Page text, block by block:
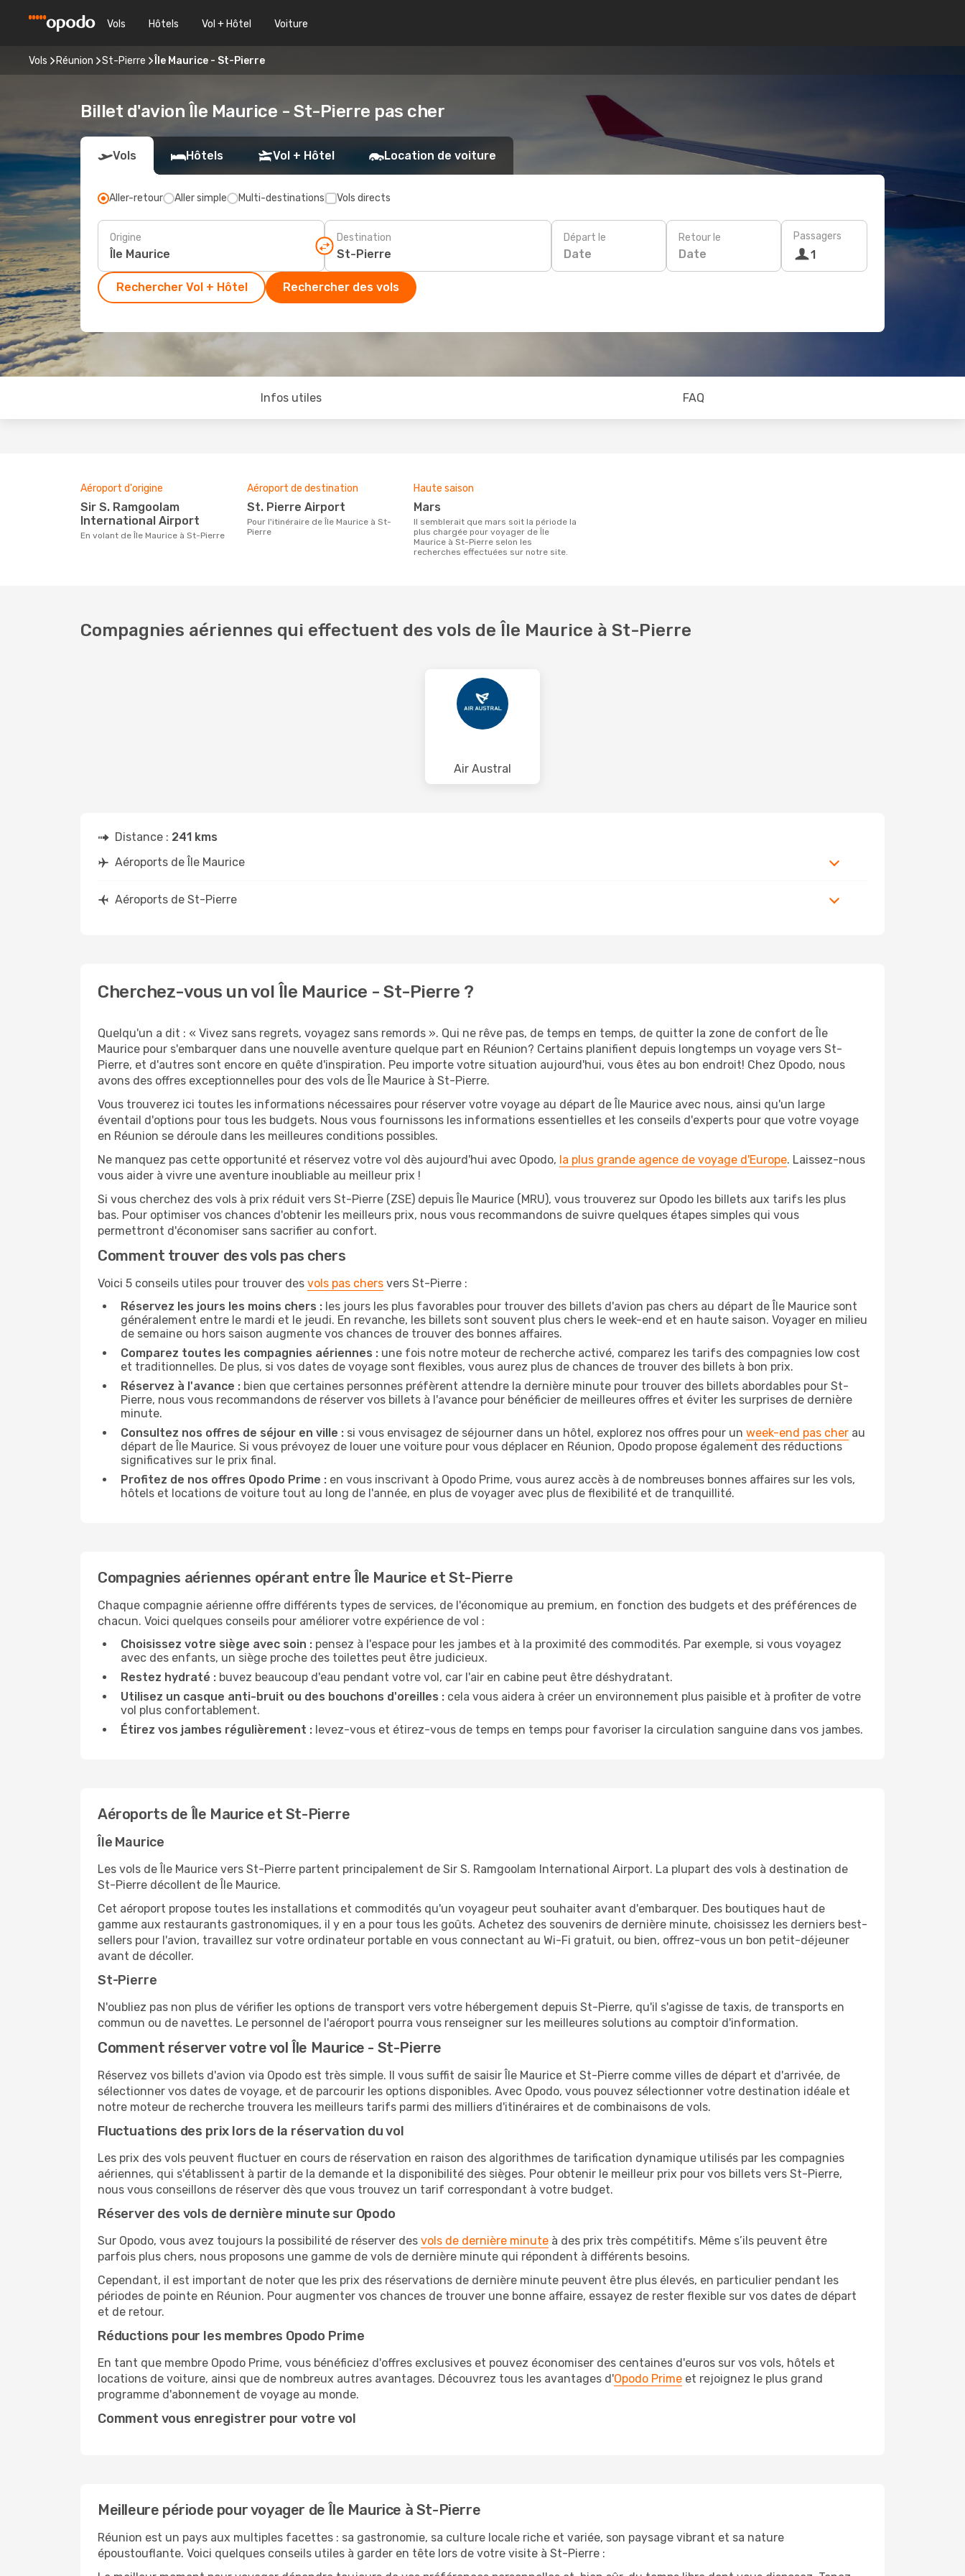
Vols Hôtels Vol + Hôtel Voiture
Vols Réunion St-Pierre Île Maurice - St-Pierre
Billet d'avion Île Maurice - St-Pierre pas cher
Vols Hôtels Vol + Hôtel Location de voiture
Aller-retour Aller simple Multi-destinations Vols directs
Origine Destination Départ le
Date
Retour le
Date
Passagers
1
Rechercher Vol + Hôtel Rechercher des vols
Infos utiles FAQ
Aéroport d'origine
Sir S. Ramgoolam
International Airport
En volant de Île Maurice à St-Pierre
Aéroport de destination
St. Pierre Airport
Pour l'itinéraire de Île Maurice à St-
Pierre
Haute saison
mars
Il semblerait que mars soit la période la
plus chargée pour voyager de Île
Maurice à St-Pierre selon les
recherches effectuées sur notre site.
Compagnies aériennes qui effectuent des vols de Île Maurice à St-Pierre
Air Austral
Distance : 241 kms
Aéroports de Île Maurice
Aéroports de St-Pierre
Cherchez-vous un vol Île Maurice - St-Pierre ?
Quelqu'un a dit : « Vivez sans regrets, voyagez sans remords ». Qui ne rêve pas, de temps en temps, de quitter la zone de confort de Île
Maurice pour s'embarquer dans une nouvelle aventure quelque part en Réunion? Certains planifient depuis longtemps un voyage vers St-
Pierre, et d'autres sont encore en quête d'inspiration. Peu importe votre situation aujourd'hui, vous êtes au bon endroit! Chez Opodo, nous
avons des offres exceptionnelles pour des vols de Île Maurice à St-Pierre.
Vous trouverez ici toutes les informations nécessaires pour réserver votre voyage au départ de Île Maurice avec nous, ainsi qu'un large
éventail d'options pour tous les budgets. Nous vous fournissons les informations essentielles et les conseils d'experts pour que votre voyage
en Réunion se déroule dans les meilleures conditions possibles.
Ne manquez pas cette opportunité et réservez votre vol dès aujourd'hui avec Opodo, la plus grande agence de voyage d'Europe. Laissez-nous
vous aider à vivre une aventure inoubliable au meilleur prix !
Si vous cherchez des vols à prix réduit vers St-Pierre (ZSE) depuis Île Maurice (MRU), vous trouverez sur Opodo les billets aux tarifs les plus
bas. Pour optimiser vos chances d'obtenir les meilleurs prix, nous vous recommandons de suivre quelques étapes simples qui vous
permettront d'économiser sans sacrifier au confort.
Comment trouver des vols pas chers
Voici 5 conseils utiles pour trouver des vols pas chers vers St-Pierre :
Réservez les jours les moins chers : les jours les plus favorables pour trouver des billets d'avion pas chers au départ de Île Maurice sont
généralement entre le mardi et le jeudi. En revanche, les billets sont souvent plus chers le week-end et en haute saison. Voyager en milieu
de semaine ou hors saison augmente vos chances de trouver des bonnes affaires.
Comparez toutes les compagnies aériennes : une fois notre moteur de recherche activé, comparez les tarifs des compagnies low cost
et traditionnelles. De plus, si vos dates de voyage sont flexibles, vous aurez plus de chances de trouver des billets à bon prix.
Réservez à l'avance : bien que certaines personnes préfèrent attendre la dernière minute pour trouver des billets abordables pour St-
Pierre, nous vous recommandons de réserver vos billets à l'avance pour bénéficier de meilleures offres et éviter les surprises de dernière
minute.
Consultez nos offres de séjour en ville : si vous envisagez de séjourner dans un hôtel, explorez nos offres pour un week-end pas cher au
départ de Île Maurice. Si vous prévoyez de louer une voiture pour vous déplacer en Réunion, Opodo propose également des réductions
significatives sur le prix final.
Profitez de nos offres Opodo Prime : en vous inscrivant à Opodo Prime, vous aurez accès à de nombreuses bonnes affaires sur les vols,
hôtels et locations de voiture tout au long de l'année, en plus de voyager avec plus de flexibilité et de tranquillité.
Compagnies aériennes opérant entre Île Maurice et St-Pierre
Chaque compagnie aérienne offre différents types de services, de l'économique au premium, en fonction des budgets et des préférences de
chacun. Voici quelques conseils pour améliorer votre expérience de vol :
Choisissez votre siège avec soin : pensez à l'espace pour les jambes et à la proximité des commodités. Par exemple, si vous voyagez
avec des enfants, un siège proche des toilettes peut être judicieux.
Restez hydraté : buvez beaucoup d'eau pendant votre vol, car l'air en cabine peut être déshydratant.
Utilisez un casque anti-bruit ou des bouchons d'oreilles : cela vous aidera à créer un environnement plus paisible et à profiter de votre
vol plus confortablement.
Étirez vos jambes régulièrement : levez-vous et étirez-vous de temps en temps pour favoriser la circulation sanguine dans vos jambes.
Aéroports de Île Maurice et St-Pierre
Île Maurice
Les vols de Île Maurice vers St-Pierre partent principalement de Sir S. Ramgoolam International Airport. La plupart des vols à destination de
St-Pierre décollent de Île Maurice.
Cet aéroport propose toutes les installations et commodités qu'un voyageur peut souhaiter avant d'embarquer. Des boutiques haut de
gamme aux restaurants gastronomiques, il y en a pour tous les goûts. Achetez des souvenirs de dernière minute, choisissez les derniers best-
sellers pour l'avion, travaillez sur votre ordinateur portable en vous connectant au Wi-Fi gratuit, ou bien, offrez-vous un bon petit-déjeuner
avant de décoller.
St-Pierre
N'oubliez pas non plus de vérifier les options de transport vers votre hébergement depuis St-Pierre, qu'il s'agisse de taxis, de transports en
commun ou de navettes. Le personnel de l'aéroport pourra vous renseigner sur les meilleures solutions au comptoir d'information.
Comment réserver votre vol Île Maurice - St-Pierre
Réservez vos billets d'avion via Opodo est très simple. Il vous suffit de saisir Île Maurice et St-Pierre comme villes de départ et d'arrivée, de
sélectionner vos dates de voyage, et de parcourir les options disponibles. Avec Opodo, vous pouvez sélectionner votre destination idéale et
notre moteur de recherche trouvera les meilleurs tarifs parmi des milliers d'itinéraires et de combinaisons de vols.
Fluctuations des prix lors de la réservation du vol
Les prix des vols peuvent fluctuer en cours de réservation en raison des algorithmes de tarification dynamique utilisés par les compagnies
aériennes, qui s'établissent à partir de la demande et la disponibilité des sièges. Pour obtenir le meilleur prix pour vos billets vers St-Pierre,
nous vous conseillons de réserver dès que vous trouvez un tarif correspondant à votre budget.
Réserver des vols de dernière minute sur Opodo
Sur Opodo, vous avez toujours la possibilité de réserver des vols de dernière minute à des prix très compétitifs. Même s’ils peuvent être
parfois plus chers, nous proposons une gamme de vols de dernière minute qui répondent à différents besoins.
Cependant, il est important de noter que les prix des réservations de dernière minute peuvent être plus élevés, en particulier pendant les
périodes de pointe en Réunion. Pour augmenter vos chances de trouver une bonne affaire, essayez de rester flexible sur vos dates de départ
et de retour.
Réductions pour les membres Opodo Prime
En tant que membre Opodo Prime, vous bénéficiez d'offres exclusives et pouvez économiser des centaines d'euros sur vos vols, hôtels et
locations de voiture, ainsi que de nombreux autres avantages. Découvrez tous les avantages d'Opodo Prime et rejoignez le plus grand
programme d'abonnement de voyage au monde.
Comment vous enregistrer pour votre vol
Meilleure période pour voyager de Île Maurice à St-Pierre
Réunion est un pays aux multiples facettes : sa gastronomie, sa culture locale riche et variée, son paysage vibrant et sa nature
époustouflante. Voici quelques conseils utiles à garder en tête lors de votre visite à St-Pierre :